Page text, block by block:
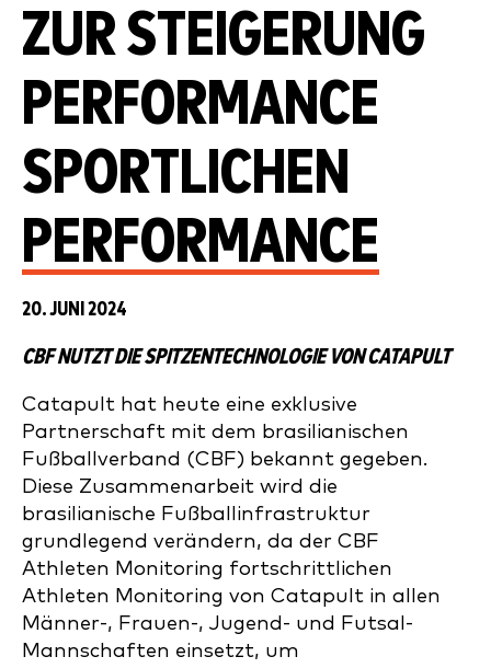
R STEIGERUNG PE
RFORMANCE SP
ORTLICHEN PE
RFORMANCE
20. JUNI 2024
CBF NUTZT DIE SPITZENTECHNOLOGIE VON CATAPULT
Catapult hat heute eine exklusive
Partnerschaft mit dem brasilianischen
Fußballverband (CBF) bekannt gegeben.
Diese Zusammenarbeit wird die
brasilianische Fußballinfrastruktur
grundlegend verändern, da der CBF
Athleten Monitoring fortschrittlichen
Athleten Monitoring von Catapult in allen
Männer-, Frauen-, Jugend- und Futsal-
Mannschaften einsetzt, um